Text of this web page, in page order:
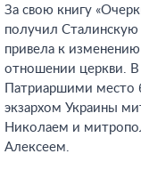
За свою книгу
получил
привела к
отношении церкви. В
Патриаршими
экзархом Украины
Николаем и
Алексеем.